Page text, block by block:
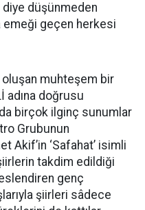
diye düşünmeden
emeği geçen herkesi
muhteşem bir
adına doğrusu
birçok ilginç sunumlar
Grubunun
Akif’in ‘Safahat’ isimli
takdim edildiği
genç
şiirleri sâdece